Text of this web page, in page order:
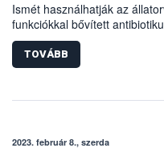
Ismét használhatják az
funkciókkal bővített
antibiotikum-hatóanyagú
hamarosan, a fejlesztés
éves jelentésüket.
TOVÁBB
2023. február 8., szerda